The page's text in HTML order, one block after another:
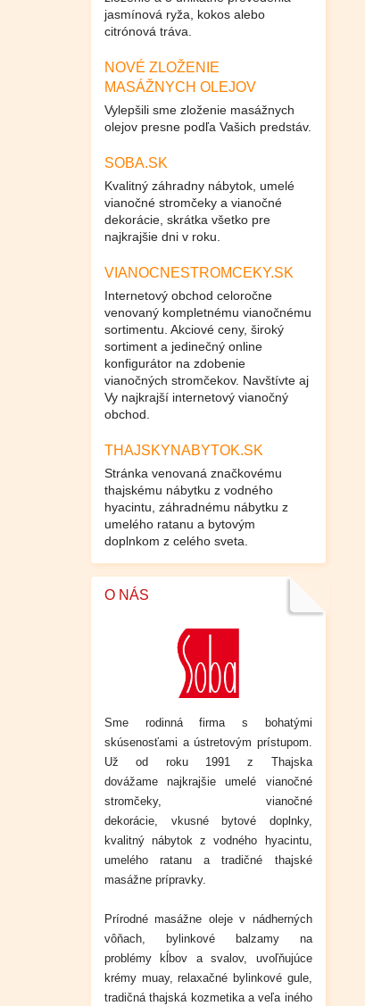
jasmínová ryža, kokos alebo
citrónová tráva.
NOVÉ ZLOŽENIE
MASÁŽNYCH OLEJOV
Vylepšili sme zloženie masážnych
olejov presne podľa Vašich predstáv.
SOBA.SK
Kvalitný záhradny nábytok, umelé
vianočné stromčeky a vianočné
dekorácie, skrátka všetko pre
najkrajšie dni v roku.
VIANOCNESTROMCEKY.SK
Internetový obchod celoročne
venovaný kompletnému vianočnému
sortimentu. Akciové ceny, široký
sortiment a jedinečný online
konfigurátor na zdobenie
vianočných stromčekov. Navštívte aj
Vy najkrajší internetový vianočný
obchod.
THAJSKYNABYTOK.SK
Stránka venovaná značkovému
thajskému nábytku z vodného
hyacintu, záhradnému nábytku z
umelého ratanu a bytovým
doplnkom z celého sveta.
O NÁS
Sme rodinná firma s bohatými
skúsenosťami a ústretovým prístupom.
Už od roku 1991 z Thajska
dovážamenajkrajšie umelé vianočné
stromčeky, vianočné
dekorácie, vkusné
bytové doplnky,
kvalitný nábytok z vodného hyacintu,
umelého ratanu a tradičné thajské
masážne prípravky.
Prírodné masážne oleje v nádherných
vôňach, bylinkové balzamy na
problémy kĺbov a svalov, uvoľňujúce
krémy muay, relaxačné bylinkové gule,
tradičná thajská kozmetika a veľa iného